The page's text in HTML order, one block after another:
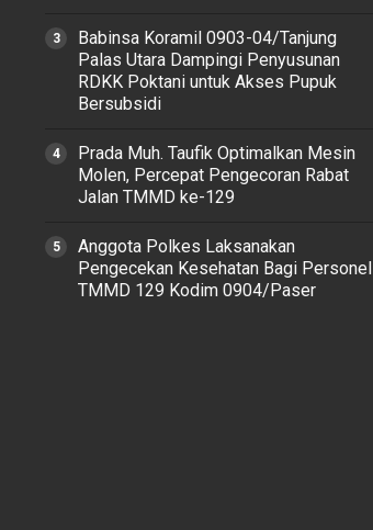
‎Babinsa Koramil 0903-04/Tanjung
Palas Utara Dampingi Penyusunan
RDKK Poktani untuk Akses Pupuk
Bersubsidi
Prada Muh. Taufik Optimalkan Mesin
Molen, Percepat Pengecoran Rabat
Jalan TMMD ke-129
Anggota Polkes Laksanakan
Pengecekan Kesehatan Bagi Personel
TMMD 129 Kodim 0904/Paser